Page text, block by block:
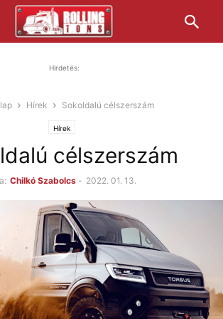
Hirdetés:
Hírek Sokoldalú célszerszám
Hírek
célszerszám
Chilkó Szabolcs - 2022. 01. 13.